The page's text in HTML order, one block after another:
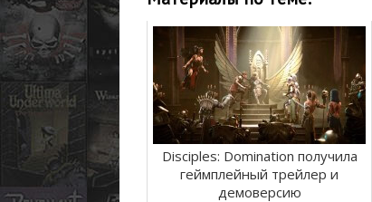
Disciples: Domination получила
геймплейный трейлер и
демоверсию